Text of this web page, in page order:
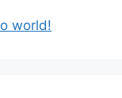
world!